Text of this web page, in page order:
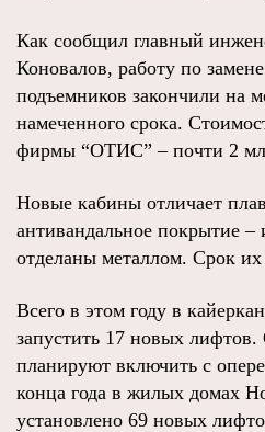
Как сообщил главный
Коновалов, работу по
подъемников закончили на
намеченного срока.
фирмы “ОТИС” – почти 2
Новые кабины отличает
антивандальное покрытие –
отделаны металлом. Срок их
Всего в этом году в
запустить 17 новых
планируют включить с
конца года в жилых домах
установлено 69 новых